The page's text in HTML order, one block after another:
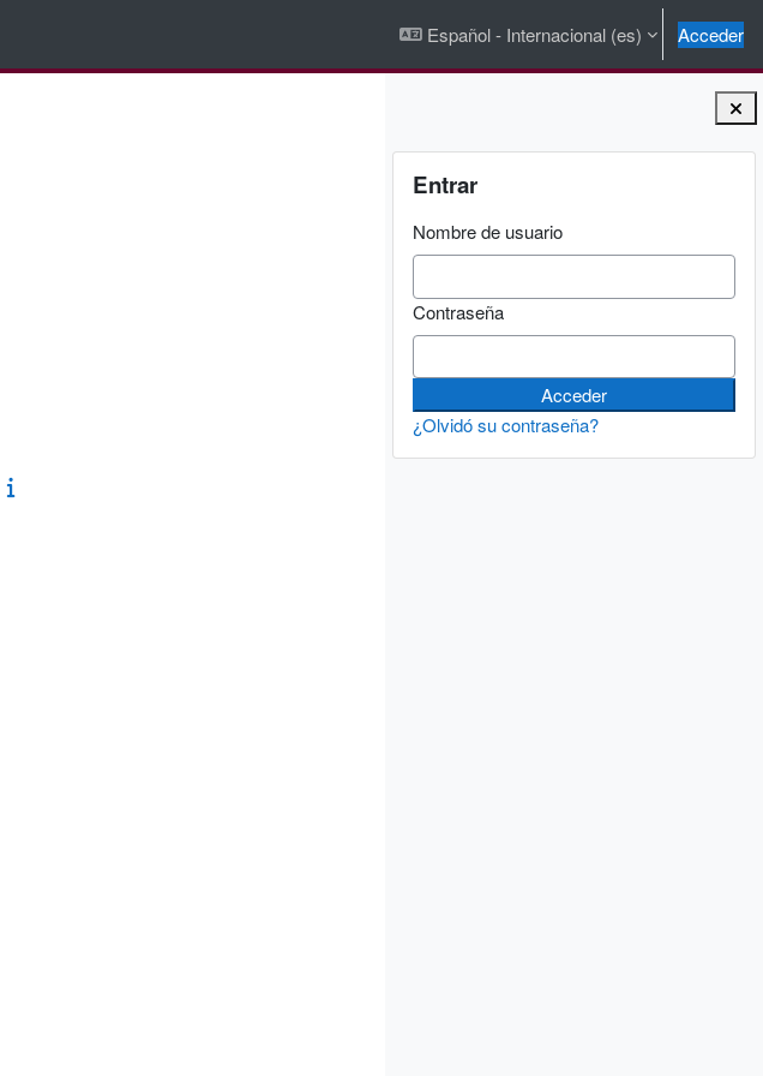
Español - Internacional ‎(es)‎ Acceder
Bloques
Entrar
Nombre de usuario
Contraseña
¿Olvidó su contraseña?